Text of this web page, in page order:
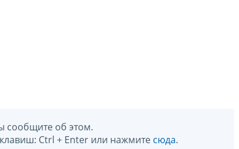
сообщите об этом.
Ctrl + Enter или нажмите сюда.